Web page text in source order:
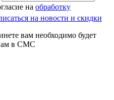
на обработку
на новости и скидки
вам необходимо будет
в СМС